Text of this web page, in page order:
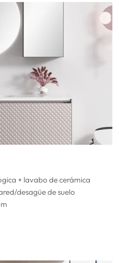
+ lavabo de cerámica
desagüe de suelo